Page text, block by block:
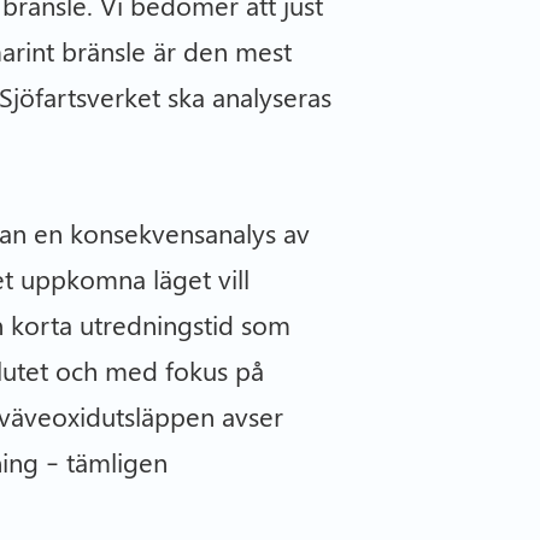
bränsle är den mest
ska analyseras
en konsekvensanalys av
uppkomna läget vill
korta utredningstid som
och med fokus på
avser
– tämligen